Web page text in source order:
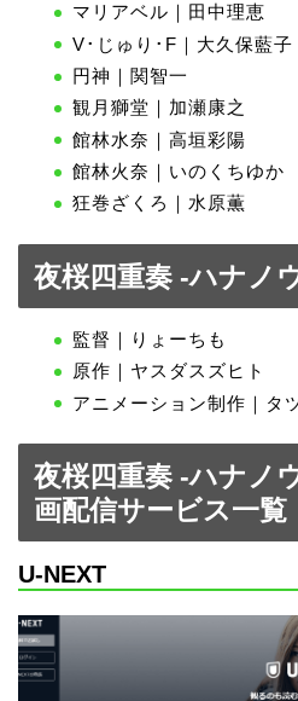
マリアベル｜田中理恵
V･じゅり･F｜大久保藍子
円神｜関智一
観月獅堂｜加瀬康之
館林水奈｜高垣彩陽
館林火奈｜いのくちゆか
狂巻ざくろ｜水原薫
夜桜四重奏 -ハナノ
監督｜りょーちも
原作｜ヤスダスズヒト
アニメーション制作｜タ
夜桜四重奏 -ハナノ
画配信サービス一覧
U-NEXT